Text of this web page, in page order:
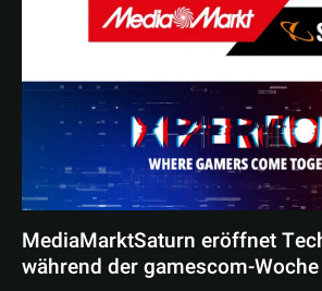
MediaMarktSaturn eröffnet
während der gamescom-Woche